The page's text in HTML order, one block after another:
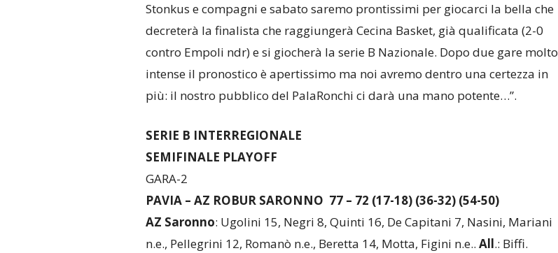
Stonkus e compagni e sabato saremo prontissimi per giocarci la bella che
decreterà la finalista che raggiungerà Cecina Basket, già qualificata (2-0
contro Empoli ndr) e si giocherà la serie B Nazionale. Dopo due gare molto
intense il pronostico è apertissimo ma noi avremo dentro una certezza in
più: il nostro pubblico del PalaRonchi ci darà una mano potente…”.
SERIE B INTERREGIONALE
SEMIFINALE PLAYOFF
GARA-2
PAVIA – AZ ROBUR SARONNO 77 – 72 (17-18) (36-32) (54-50)
AZ Saronno: Ugolini 15, Negri 8, Quinti 16, De Capitani 7, Nasini, Mariani
n.e., Pellegrini 12, Romanò n.e., Beretta 14, Motta, Figini n.e.. All.: Biffi.